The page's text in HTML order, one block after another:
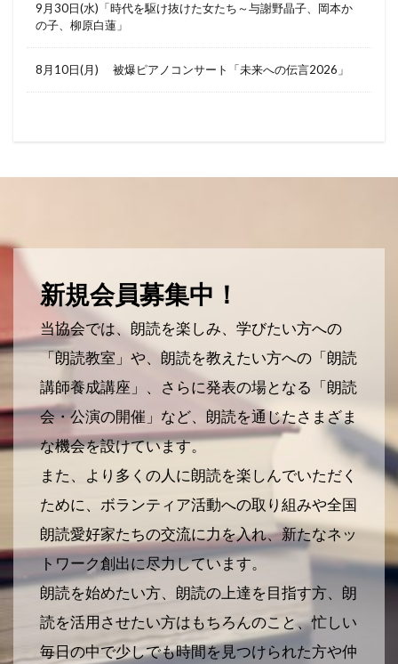
9月30日(水)「時代を駆け抜けた女たち～与謝野晶子、岡本か
の子、柳原白蓮」
8月10日(月) 被爆ピアノコンサート「未来への伝言2026」
新規会員募集中！
当協会では、朗読を楽しみ、学びたい方への
「朗読教室」や、朗読を教えたい方への「朗読
講師養成講座」、さらに発表の場となる「朗読
会・公演の開催」など、朗読を通じたさまざま
な機会を設けています。
また、より多くの人に朗読を楽しんでいただく
ために、ボランティア活動への取り組みや全国
朗読愛好家たちの交流に力を入れ、新たなネッ
トワーク創出に尽力しています。
朗読を始めたい方、朗読の上達を目指す方、朗
読を活用させたい方はもちろんのこと、忙しい
毎日の中で少しでも時間を見つけられた方や仲